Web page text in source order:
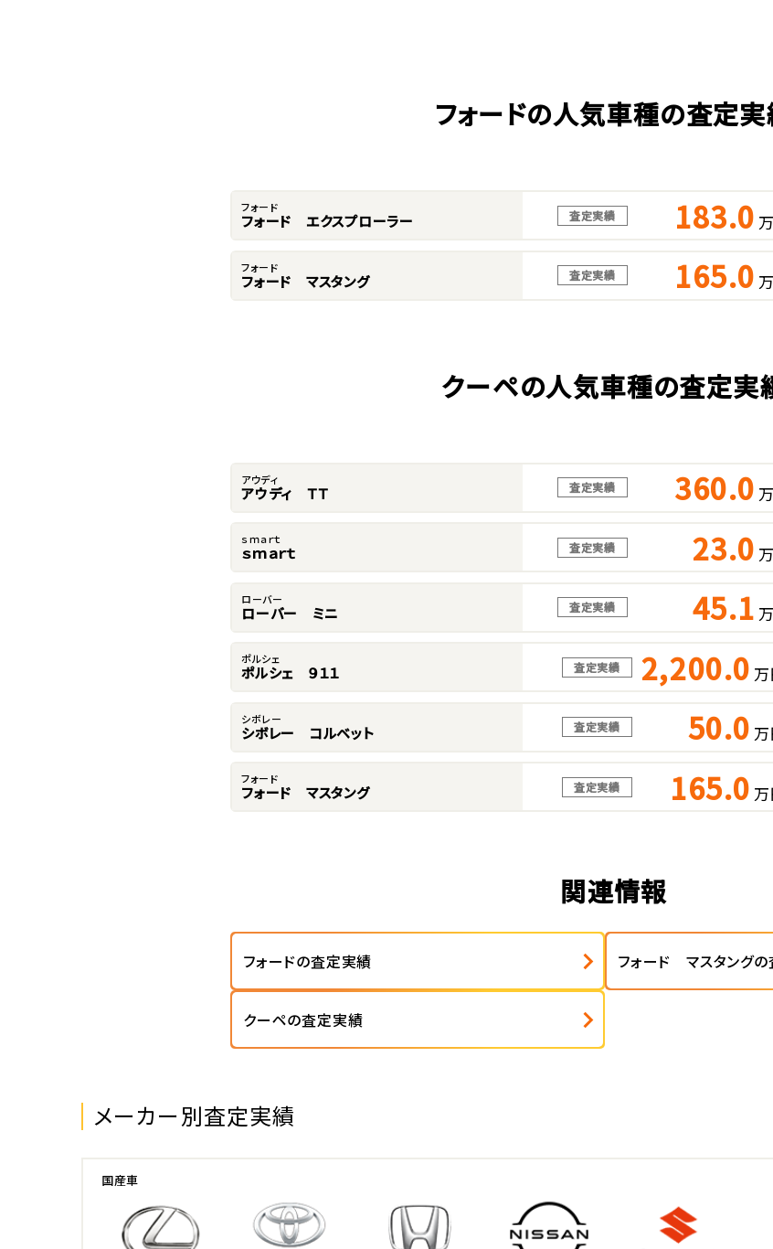
フォードの人気車種の査定
フォード
フォード エクスプローラー 査定実績 183.0
フォード
フォード マスタング 査定実績 165.0
クーペの人気車種の査定実
アウディ
アウディ ＴＴ 査定実績 360.0
ｓｍａｒｔ
ｓｍａｒｔ 査定実績 23.0
ローバー
ローバー ミニ 査定実績 45.1
ポルシェ
ポルシェ ９１１ 査定実績 2,200.0
シボレー
シボレー コルベット 査定実績 50.0
フォード
フォード マスタング 査定実績 165.0
関連情報
フォードの査定実績 フォード マスタング
クーペの査定実績
メーカー別査定実績
国産車